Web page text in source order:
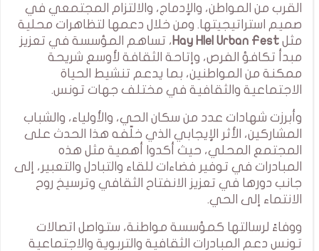
القرب من المواطن، والإدماج، والالتزام المجتمعي في
صميم استراتيجيتها. ومن خلال دعمها لتظاهرات محلية
مثل Hay Hlel Urban Fest ، تساهم المؤسسة في تعزيز
مبدأ تكافؤ الفرص، وإتاحة الثقافة لأوسع شريحة
ممكنة من المواطنين، بما يدعم تنشيط الحياة
الاجتماعية والثقافية في مختلف جهات تونس.
وأبرزت شهادات عدد من سكان الحي، والأولياء، والشباب
المشاركين، الأثر الإيجابي الذي خلّفه هذا الحدث على
المجتمع المحلي، حيث أكدوا أهمية مثل هذه
المبادرات في توفير فضاءات للقاء والتبادل والتعبير، إلى
جانب دورها في تعزيز الانفتاح الثقافي وترسيخ روح
الانتماء إلى الحي.
ووفاءً لرسالتها كمؤسسة مواطنة، ستواصل اتصالات
تونس دعم المبادرات الثقافية والتربوية والاجتماعية